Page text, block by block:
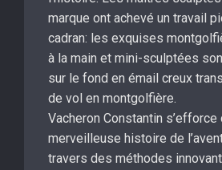
marque ont achevé un travail
cadran: les exquises
à la main et mini-sculptées
sur le fond en émail creux
de vol en montgolfière.
Vacheron Constantin s’efforce
merveilleuse histoire de
travers des méthodes